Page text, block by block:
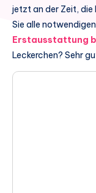
jetzt an der Zeit, die
Sie alle
Erstausstattung
Leckerchen? Sehr